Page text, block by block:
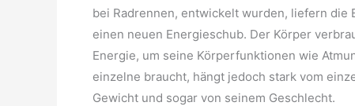
bei Radrennen, entwickelt wurden, liefern
einen neuen Energieschub. Der Körper
Energie, um seine Körperfunktionen wie
einzelne braucht, hängt jedoch stark vom
Gewicht und sogar von seinem Geschlecht.